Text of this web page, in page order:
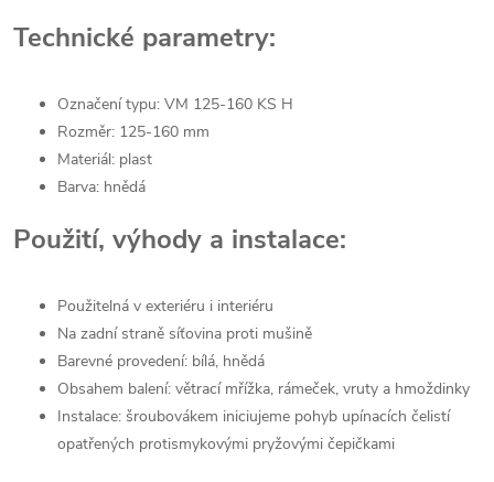
Technické parametry:
Označení typu: VM 125-160 KS H
Rozměr: 125-160 mm
Materiál: plast
Barva: hnědá
Použití, výhody a instalace:
Použitelná v exteriéru i interiéru
Na zadní straně síťovina proti mušině
Barevné provedení: bílá, hnědá
Obsahem balení: větrací mřížka, rámeček, vruty a hmoždinky
Instalace: šroubovákem iniciujeme pohyb upínacích čelistí
opatřených protismykovými pryžovými čepičkami